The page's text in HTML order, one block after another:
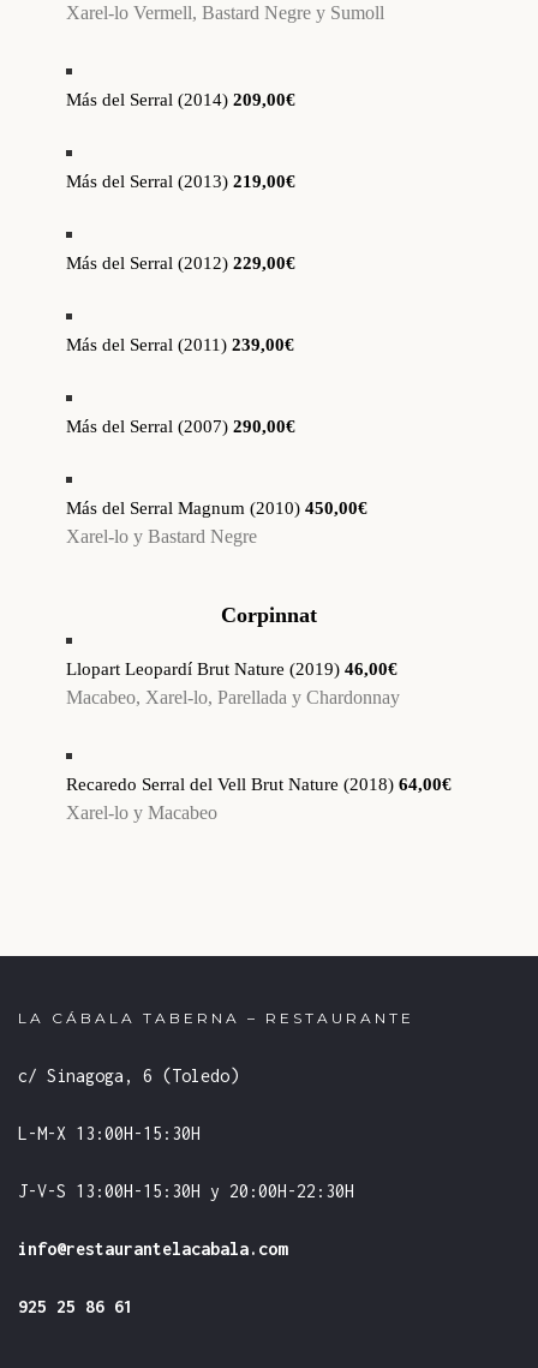
Xarel-lo Vermell, Bastard Negre y Sumoll
Más del Serral (2014) 209,00€
Más del Serral (2013) 219,00€
Más del Serral (2012) 229,00€
Más del Serral (2011) 239,00€
Más del Serral (2007) 290,00€
Más del Serral Magnum (2010) 450,00€
Xarel-lo y Bastard Negre
Corpinnat
Llopart Leopardí Brut Nature (2019) 46,00€
Macabeo, Xarel-lo, Parellada y Chardonnay
Recaredo Serral del Vell Brut Nature (2018) 64,00€
Xarel-lo y Macabeo
LA CÁBALA TABERNA – RESTAURANTE
c/ Sinagoga, 6 (Toledo)
L-M-X 13:00H-15:30H
J-V-S 13:00H-15:30H y 20:00H-22:30H
info@restaurantelacabala.com
925 25 86 61